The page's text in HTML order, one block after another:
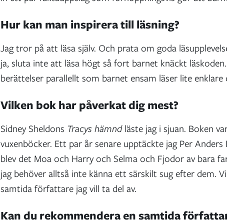
Hur kan man inspirera till läsning?
Jag tror på att läsa själv. Och prata om goda
ja, sluta inte att läsa högt så fort barnet knäckt
berättelser parallellt som barnet ensam läser lite
Vilken bok har påverkat dig mest?
Sidney Sheldons Tracys hämndläste jag i sjuan. Boken
vuxenböcker. Ett par år senare upptäckte jag Per
blev det Moa och Harry och Selma och Fjodor av bara
jag behöver alltså inte känna ett särskilt sug efter dem.
samtida författare jag vill ta del av.
Kan du rekommendera en samtida